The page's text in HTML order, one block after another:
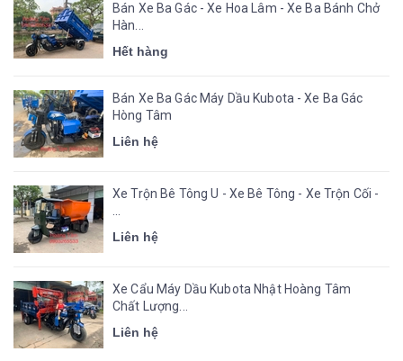
Bán Xe Ba Gác - Xe Hoa Lâm - Xe Ba Bánh Chở
Hàn...
Hết hàng
Bán Xe Ba Gác Máy Dầu Kubota - Xe Ba Gác
Hòng Tâm
Liên hệ
Xe Trộn Bê Tông U - Xe Bê Tông - Xe Trộn Cối -
Liên hệ
Xe Cẩu Máy Dầu Kubota Nhật Hoàng Tâm
Chất Lượng...
Liên hệ